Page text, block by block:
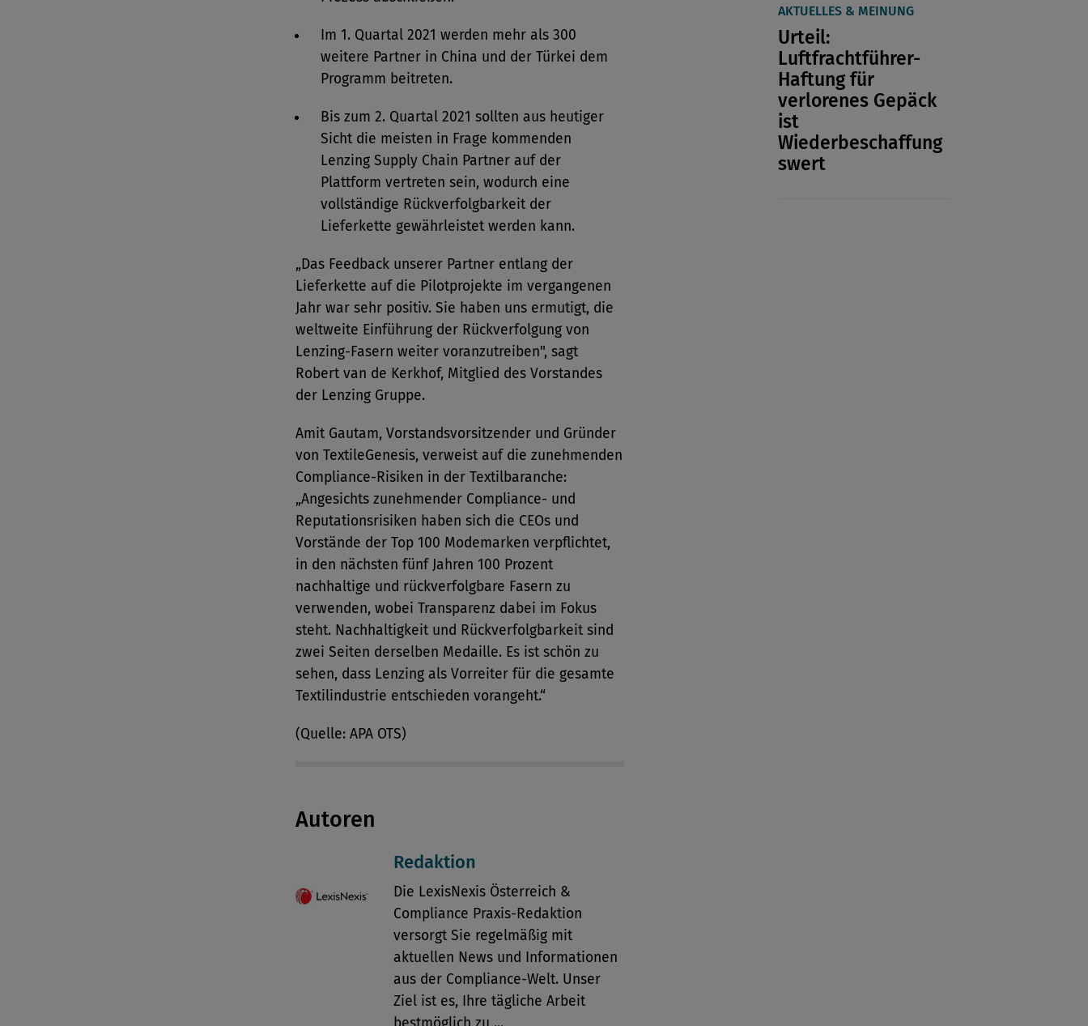
Im 1. Quartal 2021 werden mehr als 300
weitere Partner in China und der Türkei dem
Programm beitreten.
Bis zum 2. Quartal 2021 sollten aus heutiger
Sicht die meisten in Frage kommenden
Lenzing Supply Chain Partner auf der
Plattform vertreten sein, wodurch eine
vollständige Rückverfolgbarkeit der
Lieferkette gewährleistet werden kann.
„Das Feedback unserer Partner entlang der
Lieferkette auf die Pilotprojekte im vergangenen
Jahr war sehr positiv. Sie haben uns ermutigt, die
weltweite Einführung der Rückverfolgung von
Lenzing-Fasern weiter voranzutreiben", sagt
Robert van de Kerkhof, Mitglied des Vorstandes
der Lenzing Gruppe.
Amit Gautam, Vorstandsvorsitzender und Gründer
von TextileGenesis, verweist auf die zunehmenden
Compliance-Risiken in der Textilbaranche:
„Angesichts zunehmender Compliance- und
Reputationsrisiken haben sich die CEOs und
Vorstände der Top 100 Modemarken verpflichtet,
in den nächsten fünf Jahren 100 Prozent
nachhaltige und rückverfolgbare Fasern zu
verwenden, wobei Transparenz dabei im Fokus
steht. Nachhaltigkeit und Rückverfolgbarkeit sind
zwei Seiten derselben Medaille. Es ist schön zu
sehen, dass Lenzing als Vorreiter für die gesamte
Textilindustrie entschieden vorangeht.“
(Quelle: APA OTS)
Autoren
Redaktion
Die LexisNexis Österreich &
Compliance Praxis-Redaktion
versorgt Sie regelmäßig mit
aktuellen News und Informationen
aus der Compliance-Welt. Unser
Ziel ist es, Ihre tägliche Arbeit
AKTUELLES & MEINUNG
Urteil:
Luftfrachtführer-
Haftung für
verlorenes Gepäck
ist
Wiederbeschaffung
swert